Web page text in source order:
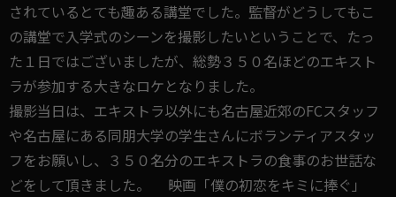
されているとても趣ある講堂でした。監督がどうしてもこ
の講堂で入学式のシーンを撮影したいということで、たっ
た１日ではございましたが、総勢３５０名ほどのエキスト
ラが参加する大きなロケとなりました。
撮影当日は、エキストラ以外にも名古屋近郊のFCスタッフ
や名古屋にある同朋大学の学生さんにボランティアスタッ
フをお願いし、３５０名分のエキストラの食事のお世話な
どをして頂きました。 映画「僕の初恋をキミに捧ぐ」